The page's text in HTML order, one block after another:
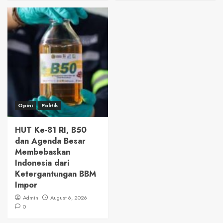
Opini Politik
HUT Ke-81 RI, B50
dan Agenda Besar
Membebaskan
Indonesia dari
Ketergantungan BBM
Impor
Admin
August 6, 2026
0